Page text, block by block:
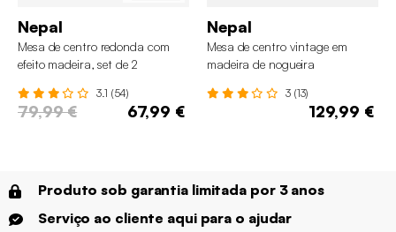
Nepal
Mesa de centro redonda com
efeito madeira, set de 2
3.1 (54)
79,99 € 67,99 €
Nepal
Mesa de centro vintage em
madeira de nogueira
3 (13)
129,99 €
Produto sob garantia limitada por 3 anos
Serviço ao cliente aqui para o ajudar